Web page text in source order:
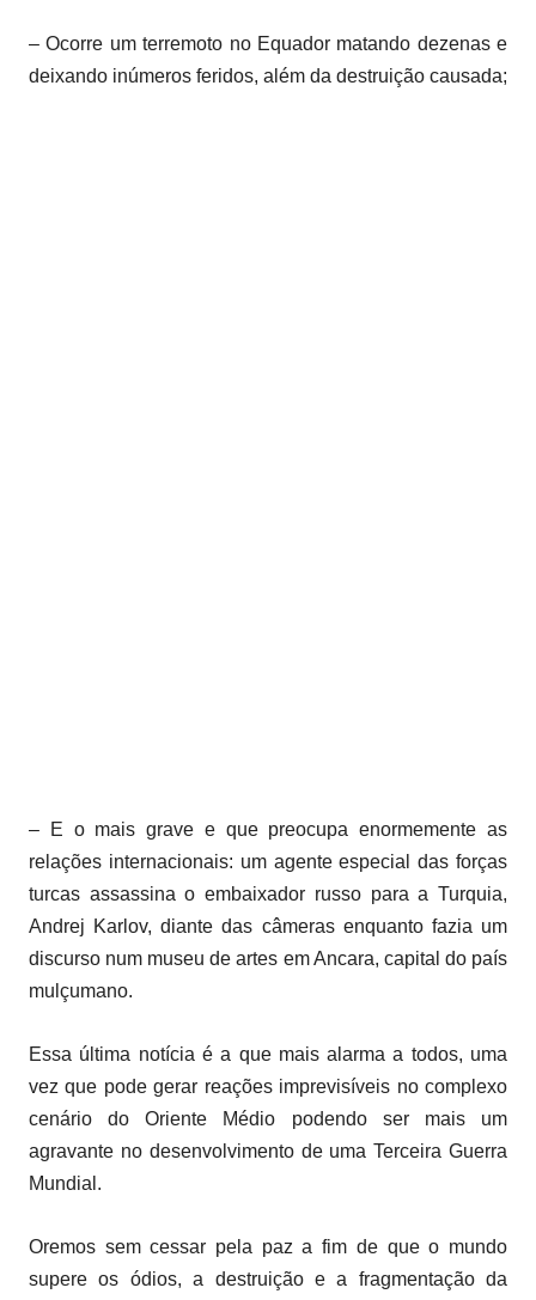
– Ocorre um terremoto no Equador matando dezenas e
deixando inúmeros feridos, além da destruição causada;
– E o mais grave e que preocupa enormemente as
relações internacionais: um agente especial das forças
turcas assassina o embaixador russo para a Turquia,
Andrej Karlov, diante das câmeras enquanto fazia um
discurso num museu de artes em Ancara, capital do país
mulçumano.
Essa última notícia é a que mais alarma a todos, uma
vez que pode gerar reações imprevisíveis no complexo
cenário do Oriente Médio podendo ser mais um
agravante no desenvolvimento de uma Terceira Guerra
Mundial.
Oremos sem cessar pela paz a fim de que o mundo
supere os ódios, a destruição e a fragmentação da